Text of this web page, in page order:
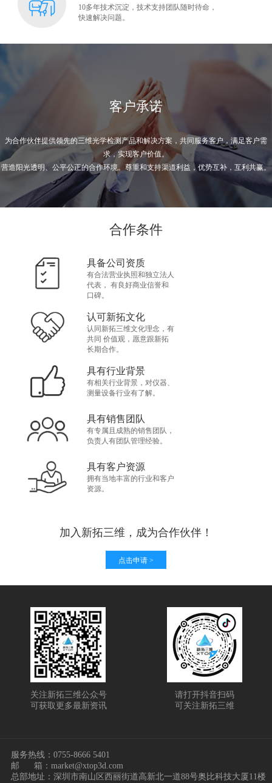
10多年技术沉淀，技术支持团队随时待命，
快速解决问题。
客户承诺
为合作伙伴提供领先的三维光学检测产品和解决方案，共同服务客户，满足客户需
求，实现客户价值。
营造阳光透明、公平公正的合作环境。尊重和支持渠道利益，优势互补，互利共赢。
合作条件
具备公司资质
有合法营业执照和独立法人
代表， 有良好商业信誉和
口碑。
认可新拓文化
认同新拓三维文化理念，有
共同 价值观，愿意跟新拓
长期合作。
具有行业背景
有相关行业背景，对仪器、
测量设备行业有了解。
具有销售团队
有专属且成熟的销售团队，
负责人有团队管理经验。
具有客户资源
拥有当地丰富的行业和客户
资源。
加入新拓三维，成为合作伙伴！
点击申请 >
关注新拓三维公众号
可获取更多最新资讯
请打开抖音扫码
可关注新拓三维
服务热线： 0755-8666 5401
邮
箱：market@xtop3d.com
总部地址：深圳市南山区西丽街道高新北一道88号奥比科技大厦11楼